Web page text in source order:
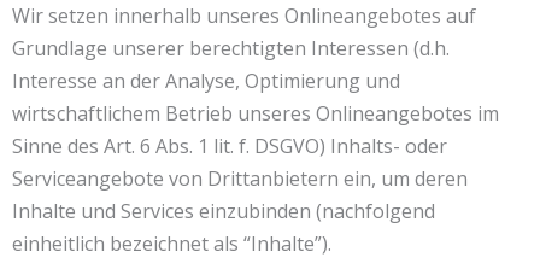
Wir setzen innerhalb unseres Onlineangebotes auf
Grundlage unserer berechtigten Interessen (d.h.
Interesse an der Analyse, Optimierung und
wirtschaftlichem Betrieb unseres Onlineangebotes im
Sinne des Art. 6 Abs. 1 lit. f. DSGVO) Inhalts- oder
Serviceangebote von Drittanbietern ein, um deren
Inhalte und Services einzubinden (nachfolgend
einheitlich bezeichnet als “Inhalte”).